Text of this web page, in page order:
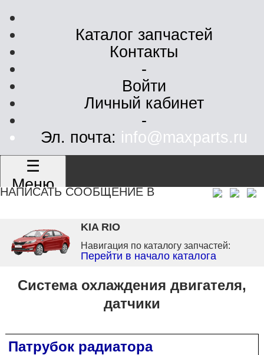
Каталог запчастей
Контакты
-
Войти
Личный кабинет
-
Эл. почта: info@maxparts.ru
☰
Меню
НАПИСАТЬ СООБЩЕНИЕ В
KIA RIO
Навигация по каталогу запчастей:
Перейти в начало каталога
Система охлаждения двигателя,
датчики
Патрубок радиатора